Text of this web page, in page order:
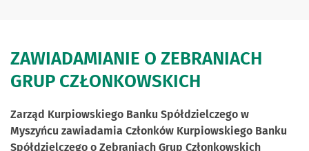
ZAWIADAMIANIE O ZEBRANIACH
GRUP CZŁONKOWSKICH
Zarząd Kurpiowskiego Banku Spółdzielczego w
Myszyńcu zawiadamia Członków Kurpiowskiego Banku
Spółdzielczego o Zebraniach Grup Członkowskich